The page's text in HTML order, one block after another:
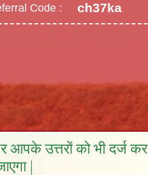
Code : ch37ka
आपके उत्तरों को भी दर्ज कर
|